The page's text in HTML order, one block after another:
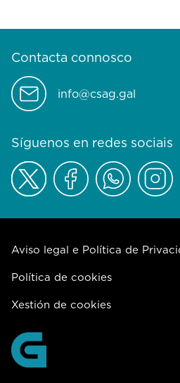
Contacta connosco
info@csag.gal
Síguenos en redes sociais
Aviso legal e Política de
Política de cookies
Xestión de cookies